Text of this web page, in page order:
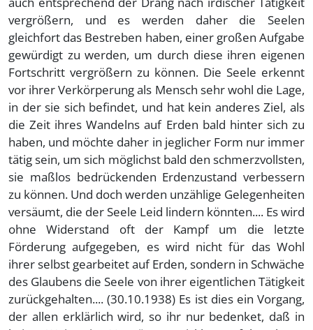
vergrößern, und es werden daher die Seelen
gleichfort das Bestreben haben, einer großen Aufgabe
gewürdigt zu werden, um durch diese ihren eigenen
Fortschritt vergrößern zu können. Die Seele erkennt
vor ihrer Verkörperung als Mensch sehr wohl die Lage,
in der sie sich befindet, und hat kein anderes Ziel, als
die Zeit ihres Wandelns auf Erden bald hinter sich zu
haben, und möchte daher in jeglicher Form nur immer
tätig sein, um sich möglichst bald den schmerzvollsten,
sie maßlos bedrückenden Erdenzustand verbessern
zu können. Und doch werden unzählige Gelegenheiten
versäumt, die der Seele Leid lindern könnten.... Es wird
ohne Widerstand oft der Kampf um die letzte
Förderung aufgegeben, es wird nicht für das Wohl
ihrer selbst gearbeitet auf Erden, sondern in Schwäche
des Glaubens die Seele von ihrer eigentlichen Tätigkeit
zurückgehalten.... (30.10.1938) Es ist dies ein Vorgang,
der allen erklärlich wird, so ihr nur bedenket, daß in